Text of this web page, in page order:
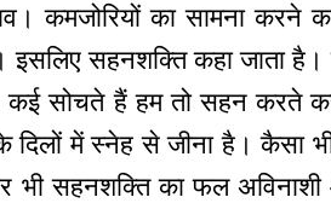
कमजोरियों का सामना
इसलिए सहनशक्ति कहा जाता
सोचते हैं हम तो सहन करते
में स्नेह से जीना है। कैसा भी
भी सहनशक्ति का फल